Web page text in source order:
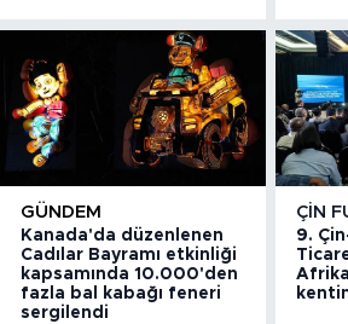
GÜNDEM
Kanada'da düzenlenen
Cadılar Bayramı etkinliği
kapsamında 10.000'den
fazla bal kabağı feneri
sergilendi
ÇIN
9.